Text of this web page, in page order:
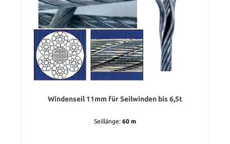
Windenseil 11mm für Seilwinden bis 6,5t
Seillänge: 60 m